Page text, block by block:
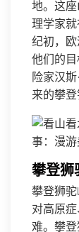
地。这
理学家
纪初，
他们的
险家汉
来的攀登
攀登狮
攀登狮
对高原
难。攀